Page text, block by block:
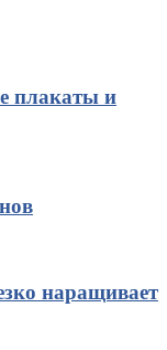
плакаты и
наращивает